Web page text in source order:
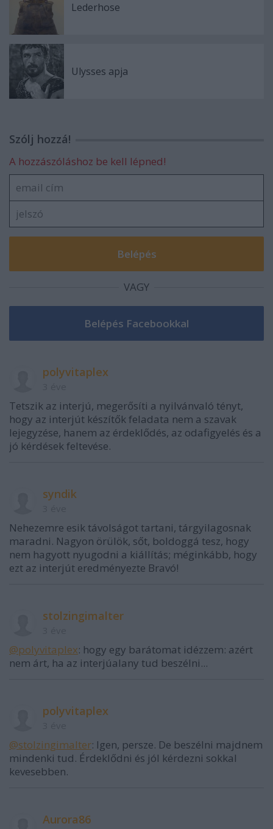
Lederhose
Ulysses apja
Szólj hozzá!
A hozzászóláshoz be kell lépned!
VAGY
polyvitaplex
Tetszik az interjú, megerősíti a nyilvánvaló tényt,
hogy az interjút készítők feladata nem a szavak
lejegyzése, hanem az érdeklődés, az odafigyelés és a
jó kérdések feltevése.
syndik
Nehezemre esik távolságot tartani, tárgyilagosnak
maradni. Nagyon örülök, sőt, boldoggá tesz, hogy
nem hagyott nyugodni a kiállítás; méginkább, hogy
ezt az interjút eredményezte Bravó!
stolzingimalter
@polyvitaplex: hogy egy barátomat idézzem: azért
nem árt, ha az interjúalany tud beszélni...
polyvitaplex
@stolzingimalter: Igen, persze. De beszélni majdnem
mindenki tud. Érdeklődni és jól kérdezni sokkal
kevesebben.
Aurora86